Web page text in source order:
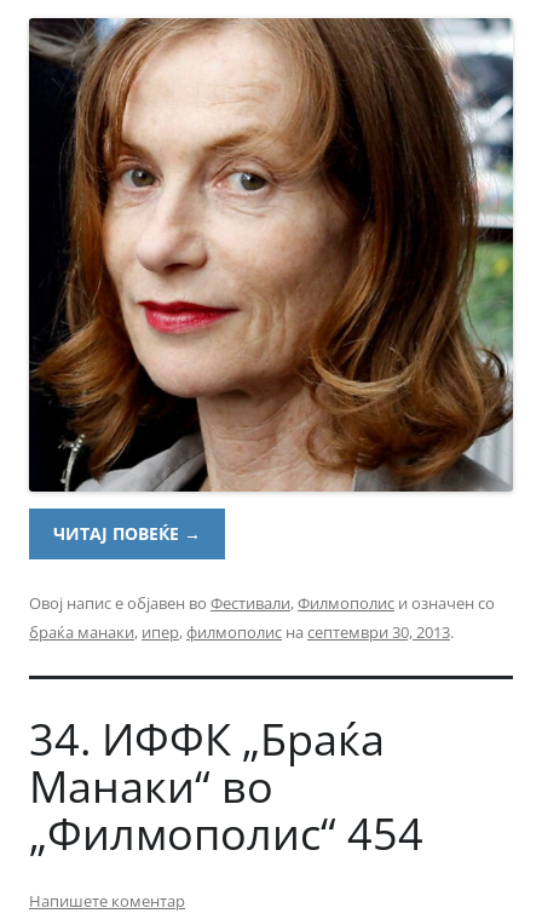
ЧИТАЈ ПОВЕЌЕ →
Овој напис е објавен во Фестивали,Филмополис и означен со
браќа манаки, ипер,филмополис на септември 30, 2013.
34. ИФФК „Браќа
Манаки“ во
„Филмополис“ 454
Напишете коментар